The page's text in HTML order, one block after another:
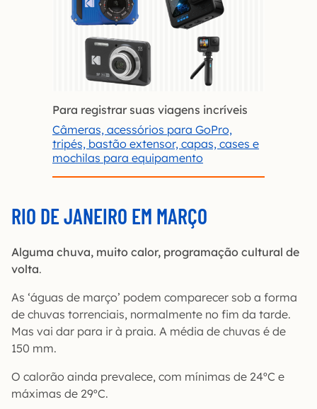
Para registrar suas viagens incríveis
Câmeras, acessórios para GoPro,
tripés, bastão extensor, capas, cases e
mochilas para equipamento
RIO DE JANEIRO EM MARÇO
Alguma chuva, muito calor, programação cultural de
volta.
As ‘águas de março’ podem comparecer sob a forma
de chuvas torrenciais, normalmente no fim da tarde.
Mas vai dar para ir à praia. A média de chuvas é de
150 mm.
O calorão ainda prevalece, com mínimas de 24ºC e
máximas de 29ºC.